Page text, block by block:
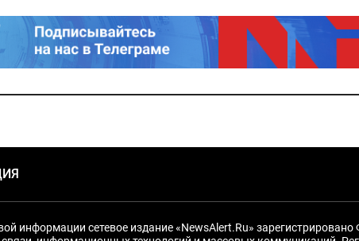
информации сетевое издание «NewsAlert.Ru»